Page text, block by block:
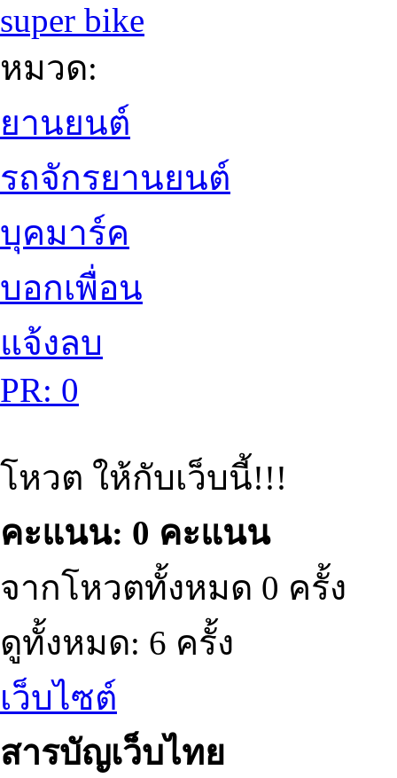
super bike
หมวด:
ยานยนต์
รถจักรยานยนต์
บุคมาร์ค
บอกเพื่อน
แจ้งลบ
PR: 0
โหวต ให้กับเว็บนี้!!!
คะแนน: 0 คะแนน
จากโหวตทั้งหมด 0 ครั้ง
ดูทั้งหมด: 6 ครั้ง
เว็บไซต์
สารบัญเว็บไทย